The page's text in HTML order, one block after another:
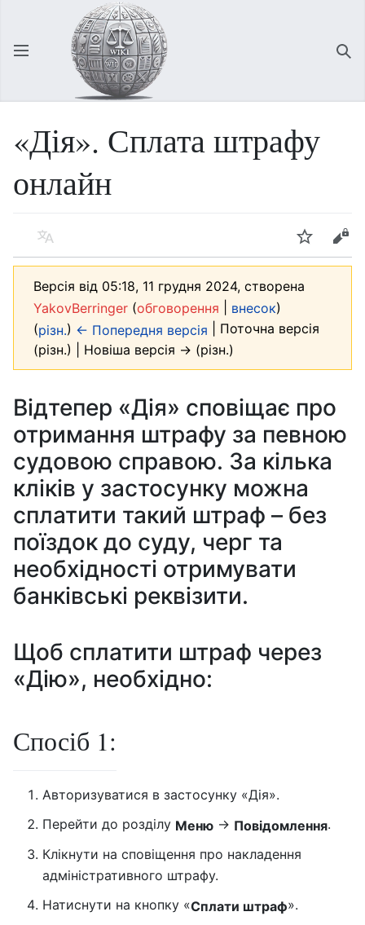
Відкрити головне меню
«Дія». Сплата штрафу
онлайн
Мова Спостерігати Редагувати
Версія від 05:18, 11 грудня 2024, створена
YakovBerringer (обговорення внесок)
(різн.) ← Попередня версія | Поточна версія
(різн.) | Новіша версія → (різн.)
Відтепер «Дія» сповіщає про
отримання штрафу за певною
судовою справою. За кілька
кліків у застосунку можна
сплатити такий штраф – без
поїздок до суду, черг та
необхідності отримувати
банківські реквізити.
Щоб сплатити штраф через
«Дію», необхідно:
Спосіб 1:
Авторизуватися в застосунку «Дія».
Перейти до розділу Меню → Повідомлення.
Клікнути на сповіщення про накладення
адміністративного штрафу.
Натиснути на кнопку «Сплати штраф».